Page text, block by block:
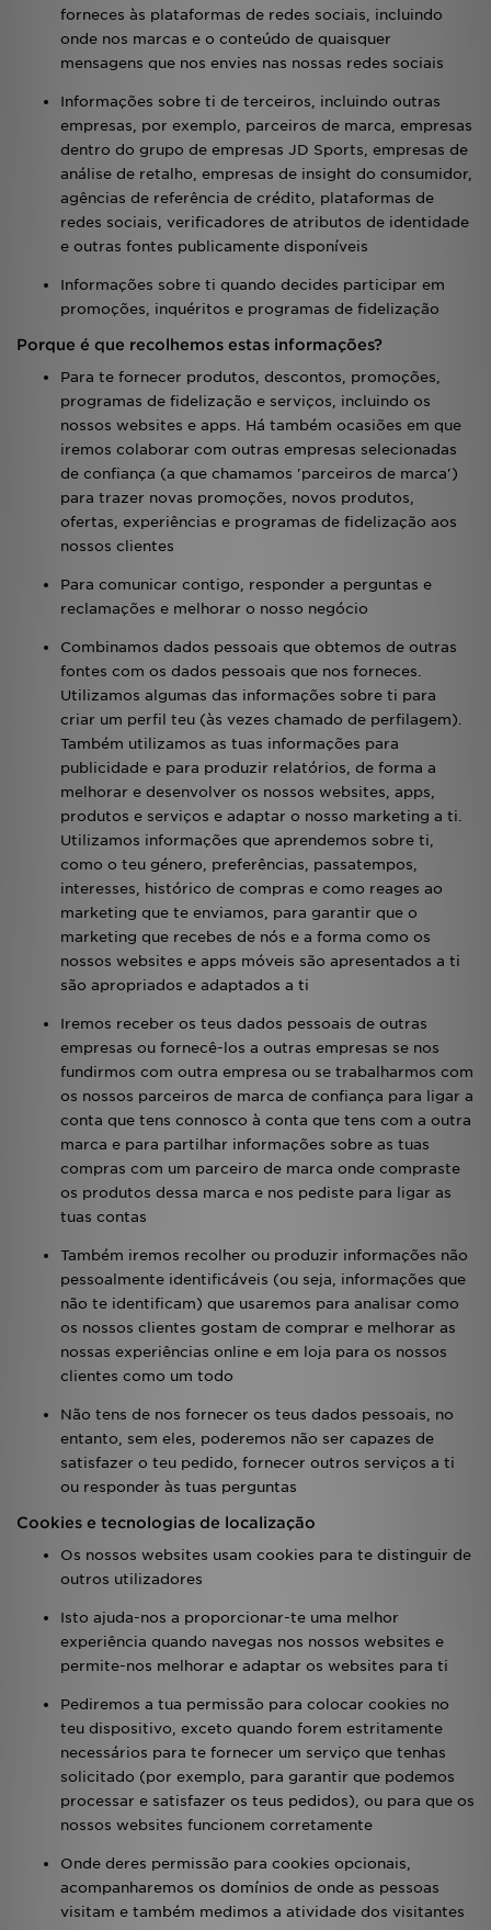
forneces às plataformas de redes sociais, incluindo
onde nos marcas e o conteúdo de quaisquer
mensagens que nos envies nas nossas redes sociais
Informações sobre ti de terceiros, incluindo outras
empresas, por exemplo, parceiros de marca, empresas
dentro do grupo de empresas JD Sports, empresas de
análise de retalho, empresas de insight do consumidor,
agências de referência de crédito, plataformas de
redes sociais, verificadores de atributos de identidade
e outras fontes publicamente disponíveis
Informações sobre ti quando decides participar em
promoções, inquéritos e programas de fidelização
Porque é que recolhemos estas informações?
Para te fornecer produtos, descontos, promoções,
programas de fidelização e serviços, incluindo os
nossos websites e apps. Há também ocasiões em que
iremos colaborar com outras empresas selecionadas
de confiança (a que chamamos 'parceiros de marca')
para trazer novas promoções, novos produtos,
ofertas, experiências e programas de fidelização aos
nossos clientes
Para comunicar contigo, responder a perguntas e
reclamações e melhorar o nosso negócio
Combinamos dados pessoais que obtemos de outras
fontes com os dados pessoais que nos forneces.
Utilizamos algumas das informações sobre ti para
criar um perfil teu (às vezes chamado de perfilagem).
Também utilizamos as tuas informações para
publicidade e para produzir relatórios, de forma a
melhorar e desenvolver os nossos websites, apps,
produtos e serviços e adaptar o nosso marketing a ti.
Utilizamos informações que aprendemos sobre ti,
como o teu género, preferências, passatempos,
interesses, histórico de compras e como reages ao
marketing que te enviamos, para garantir que o
marketing que recebes de nós e a forma como os
nossos websites e apps móveis são apresentados a ti
são apropriados e adaptados a ti
Iremos receber os teus dados pessoais de outras
empresas ou fornecê-los a outras empresas se nos
fundirmos com outra empresa ou se trabalharmos com
os nossos parceiros de marca de confiança para ligar a
conta que tens connosco à conta que tens com a outra
marca e para partilhar informações sobre as tuas
compras com um parceiro de marca onde compraste
os produtos dessa marca e nos pediste para ligar as
tuas contas
Também iremos recolher ou produzir informações não
pessoalmente identificáveis (ou seja, informações que
não te identificam) que usaremos para analisar como
os nossos clientes gostam de comprar e melhorar as
nossas experiências online e em loja para os nossos
clientes como um todo
Não tens de nos fornecer os teus dados pessoais, no
entanto, sem eles, poderemos não ser capazes de
satisfazer o teu pedido, fornecer outros serviços a ti
ou responder às tuas perguntas
Cookies e tecnologias de localização
Os nossos websites usam cookies para te distinguir de
outros utilizadores
Isto ajuda-nos a proporcionar-te uma melhor
experiência quando navegas nos nossos websites e
permite-nos melhorar e adaptar os websites para ti
Pediremos a tua permissão para colocar cookies no
teu dispositivo, exceto quando forem estritamente
necessários para te fornecer um serviço que tenhas
solicitado (por exemplo, para garantir que podemos
processar e satisfazer os teus pedidos), ou para que os
nossos websites funcionem corretamente
Onde deres permissão para cookies opcionais,
acompanharemos os domínios de onde as pessoas
visitam e também medimos a atividade dos visitantes